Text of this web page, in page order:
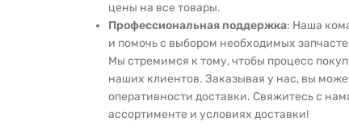
цены на все товары.
Профессиональная поддержка: Наша
и помочь с выбором необходимых
Мы стремимся к тому, чтобы процесс
наших клиентов. Заказывая у нас, вы
оперативности доставки. Свяжитесь с
ассортименте и условиях доставки!